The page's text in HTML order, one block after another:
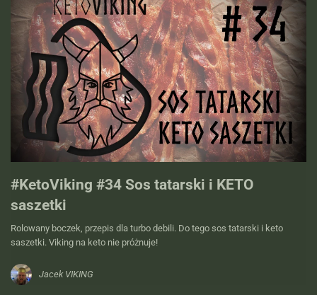
#KetoViking #34 Sos tatarski i KETO
saszetki
Rolowany boczek, przepis dla turbo debili. Do tego sos tatarski i keto
saszetki. Viking na keto nie próżnuje!
Jacek VIKING